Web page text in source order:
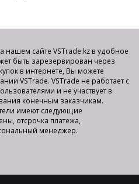
нашем сайте VSTrade.kz в удобное
быть зарезервирован через
в интернете, Вы можете
VSTrade. VSTrade не работает с
и не участвует в
конечным заказчикам.
имеют следующие
отсрочка платежа,
менеджер.